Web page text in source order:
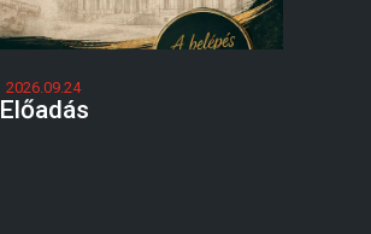
2026.09.24
Előadás